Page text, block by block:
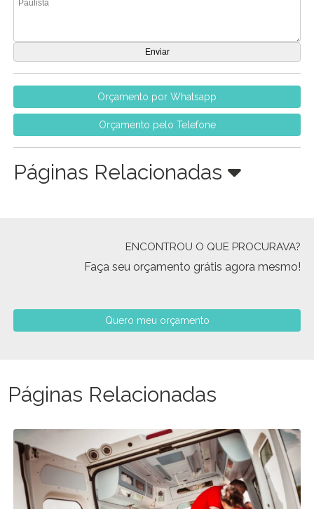
Orçamento por Whatsapp
Orçamento pelo Telefone
Páginas Relacionadas
ENCONTROU O QUE PROCURAVA?
Faça seu orçamento grátis agora mesmo!
Quero meu orçamento
Páginas Relacionadas